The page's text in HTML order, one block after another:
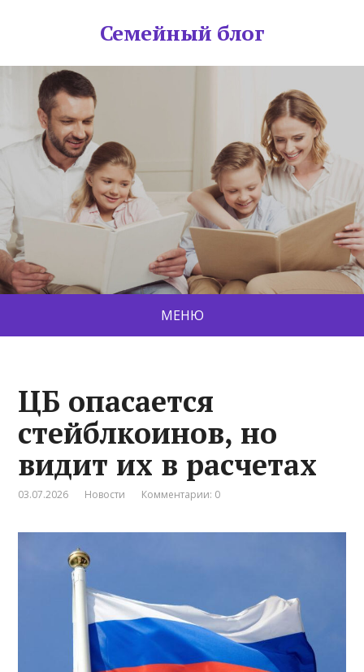
Семейный блог
МЕНЮ
ЦБ опасается
стейблкоинов, но
видит их в расчетах
03.07.2026 Новости Комментарии: 0